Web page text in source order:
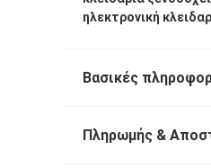
ηλεκτρονική
Βασικές
Πληρωμής &